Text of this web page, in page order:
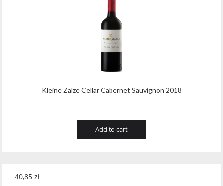
Kleine Zalze Cellar Cabernet Sauvignon 2018
Add to cart
40,85 zł